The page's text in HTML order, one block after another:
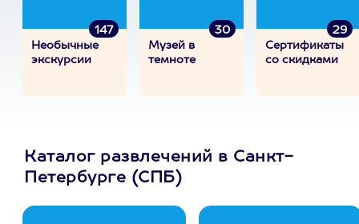
147
Необычные
экскурсии
30
Музей в
темноте
29
Сертификаты
со скидками
Каталог развлечений в Санкт-
Петербурге (СПБ)